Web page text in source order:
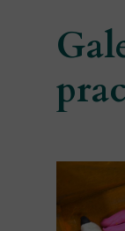
prac